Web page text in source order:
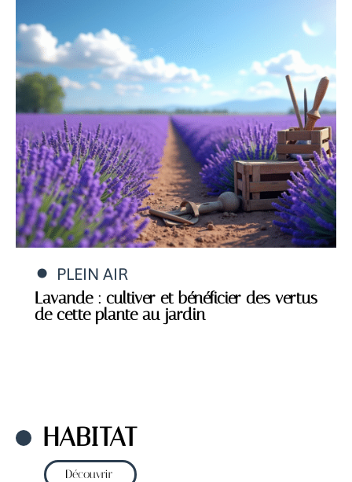
PLEIN AIR
Lavande : cultiver et bénéficier des vertus
de cette plante au jardin
HABITAT
Découvrir